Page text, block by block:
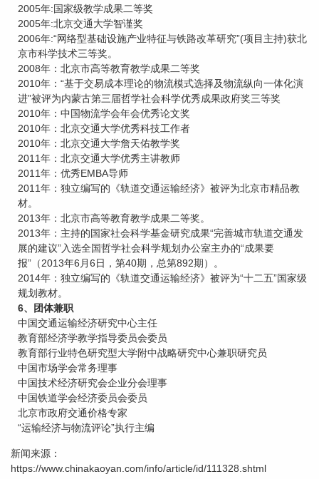
2005年:国家级教学成果二等奖
2005年:北京交通大学智谨奖
2006年:“网络型基础设施产业特征与铁路改革研究”(项目主持)获北
京市科学技术三等奖。
2008年：北京市高等教育教学成果二等奖
2010年：“基于交易成本理论的物流模式选择及物流纵向一体化演
进”被评为内蒙古第三届哲学社会科学优秀成果政府奖三等奖
2010年：中国物流学会年会优秀论文奖
2010年：北京交通大学优秀科技工作者
2010年：北京交通大学詹天佑教学奖
2011年：北京交通大学优秀主讲教师
2011年：优秀EMBA导师
2011年：独立编写的《轨道交通运输经济》被评为北京市精品教
材。
2013年：北京市高等教育教学成果二等奖。
2013年：主持的国家社会科学基金研究成果“完善城市轨道交通发
展的建议”入选全国哲学社会科学规划办公室主办的“成果要
报”（2013年6月6日，第40期，总第892期）。
2014年：独立编写的《轨道交通运输经济》被评为“十二五”国家级
规划教材。
6、团体兼职
中国交通运输经济研究中心主任
教育部经济学教学指导委员会委员
教育部行业特色研究型大学附中战略研究中心兼职研究员
中国市场学会常务理事
中国技术经济研究会企业分会理事
中国铁道学会经济委员会委员
北京市政府交通价格专家
“运输经济与物流评论”执行主编
新闻来源：
https://www.chinakaoyan.com/info/article/id/111328.shtml